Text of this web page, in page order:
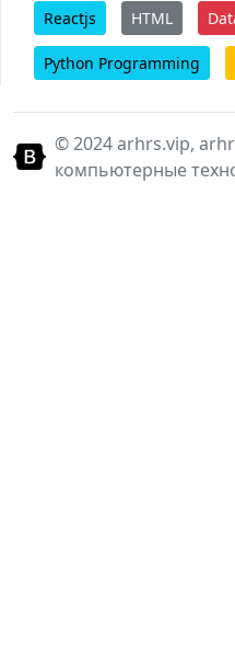
Reactjs HTML
Python Programming
© 2024 arhrs.vip,
компьютерные